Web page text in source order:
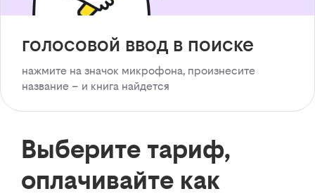
голосовой ввод в поиске
нажмите на значок микрофона, произнесите
название – и книга найдется
Выберите тариф,
оплачивайте как